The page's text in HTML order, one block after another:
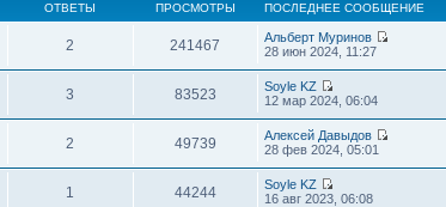
ОТВЕТЫ ПРОСМОТРЫ ПОСЛЕДНЕЕ СООБЩЕНИЕ
2 241467
Альберт Муринов
28 июн 2024, 11:27
3 83523
Soyle KZ
12 мар 2024, 06:04
2 49739
Алексей Давыдов
28 фев 2024, 05:01
1 44244
Soyle KZ
16 авг 2023, 06:08